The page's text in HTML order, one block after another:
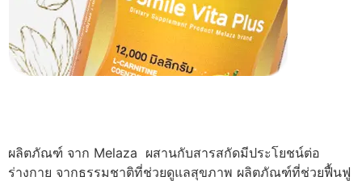
ผลิตภัณฑ์ จาก Melaza ผสานกับสารสกัดมีประโยชน์ต่อ
ร่างกาย จากธรรมชาติที่ช่วยดูแลสุขภาพ ผลิตภัณฑ์ที่ช่วยฟื้นฟู